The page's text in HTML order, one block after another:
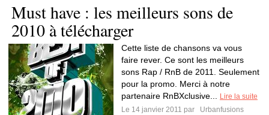
Must have : les meilleurs sons de
2010 à télécharger
Cette liste de chansons va vous
faire rever. Ce sont les meilleurs
sons Rap / RnB de 2011. Seulement
pour la promo. Merci à notre
partenaire RnBXclusive...
Lire la suite
Le 14 janvier 2011 par
Urbanfusions